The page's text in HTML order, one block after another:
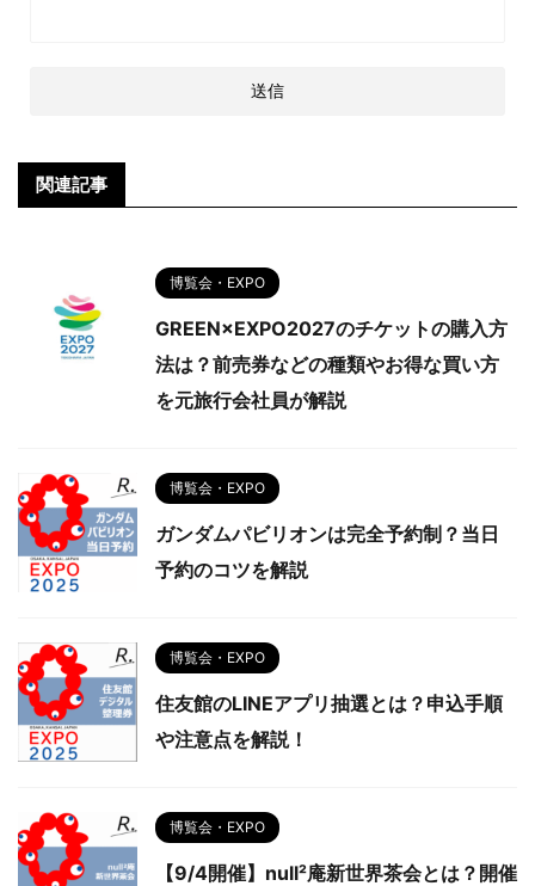
関連記事
博覧会・EXPO
GREEN×EXPO2027のチケットの購入方
法は？前売券などの種類やお得な買い方
を元旅行会社員が解説
博覧会・EXPO
ガンダムパビリオンは完全予約制？当日
予約のコツを解説
博覧会・EXPO
住友館のLINEアプリ抽選とは？申込手順
や注意点を解説！
博覧会・EXPO
【9/4開催】null²庵新世界茶会とは？開催